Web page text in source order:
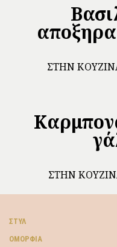
ΣΤΗΝ
ΣΤΗΝ
ΣΤΥΛ
ΟΜΟΡΦΙΆ